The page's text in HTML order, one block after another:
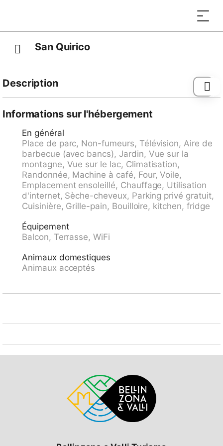
San Quirico
Description
"San Quirico". Dans la localité, à 550 m du centre de
Minusio, situation ensoleillée, à 20 m du lac. En
commun: jardin avec pelouse. Jardinet, pergola.
Infrastructures de la Maison: chauffage central. Accès
en voiture jusqu'à la maison. Magasin d'alimentation,
supermarché, restaurant, boulangerie, café 550 m,
centre à 10 minutes à pieds, arrêt de bus "Minusio,
Via Verbano" 300 m, gare ferroviaire "SBB - CFF
Minusio" 800 m, plage aménagée 20 m, baignade en
lac "Lago Maggiore". Terrain de golf (18 trous) 3.5 km,
pédestres depuis la maison 10 m. Attractions à
proximité: Madonna del Sasso, Orselina, Falconeria,
Mendrisio. Les lacs connus sont facilement
accessibles: Lago Maggiore, Lago di Lugano, Lago di
jeunes. Veuillez noter: le propriétaire habite dans la
maison. , l'appartement est situé dans le centre
historique de Minusio, (quartier de Rivapiana) avec un
utilisation dans le jardin: Pergola avec table en pierre
Informations sur l'hébergement
En général
Place de parc, Non-fumeurs, Télévision, Aire de
barbecue (avec bancs), Jardin, Vue sur la
montagne, Vue sur le lac, Climatisation,
Randonnée, Machine à café, Four, Voile,
Emplacement ensoleillé, Chauffage, Utilisation
d'internet, Sèche-cheveux, Parking privé gratuit,
Cuisinière, Grille-pain, Bouilloire, kitchen, fridge
Équipement
Balcon, Terrasse, WiFi
Animaux domestiques
Animaux acceptés